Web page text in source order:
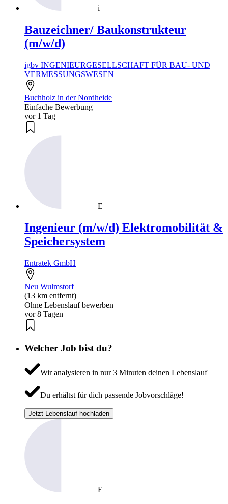
i
Bauzeichner/ Baukonstrukteur
(m/w/d)
igbv INGENIEURGESELLSCHAFT FÜR BAU- UND
VERMESSUNGSWESEN
Buchholz in der Nordheide
Einfache Bewerbung
vor 1 Tag
E
Ingenieur (m/w/d) Elektromobilität &
Speichersystem
Entratek GmbH
Neu Wulmstorf
(13 km entfernt)
Ohne Lebenslauf bewerben
vor 8 Tagen
Welcher Job bist du?
Wir analysieren in nur 3 Minuten deinen Lebenslauf
Du erhältst für dich passende Jobvorschläge!
Jetzt Lebenslauf hochladen
E